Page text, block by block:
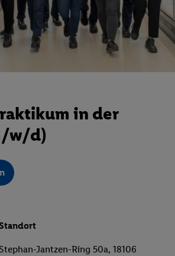
in der
w/d)
Stephan-Jantzen-Ring 50a, 18106